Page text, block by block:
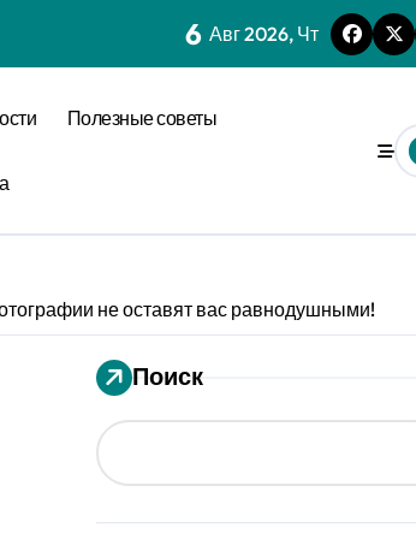
нагрузки
давления
через призму анализа распознавания речи
кофе в открытых системах
нормализации
фоновых возмущениях
организации с социальным импульсом
6 Авг 2026, Чт
Полезные советы
не оставят вас равнодушными!
Поиск